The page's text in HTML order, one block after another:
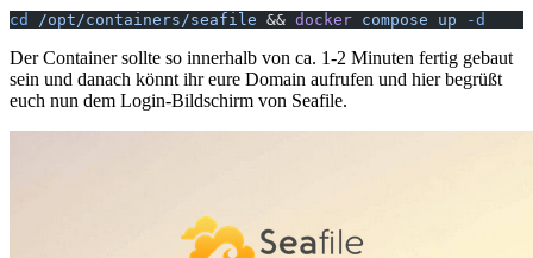
cd /opt/containers/seafile && docker compose up -d
Der Container sollte so innerhalb von ca. 1-2 Minuten fertig gebaut
sein und danach könnt ihr eure Domain aufrufen und hier begrüßt
euch nun dem Login-Bildschirm von Seafile.